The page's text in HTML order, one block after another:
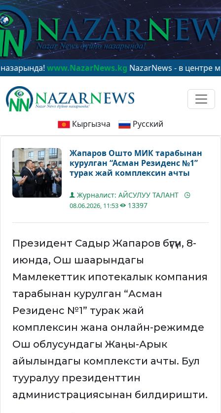
www.NazarNews.kgNazarNews - в центре мирового
Кыргызча Русский
Жапаров Ошто МИК тарабынан
курулган “Асман Резиденс №1”
турак жай комплексин ачты
Журналист: АЙСУЛУУ ТАЛАНТ
08.06.2026, 11:53 13397
Президент Садыр Жапаров бүгүн, 8-
июнда, Ош шаарындагы
Мамлекеттик ипотекалык компания
тарабынан курулган “Асман
Резиденс №1” турак жай
комплексин жана онлайн-режимде
Ош облусундагы Жаңы-Арык
айылындагы комплексти ачты. Бул
тууралуу президенттин
администрациясынан билдиришти.